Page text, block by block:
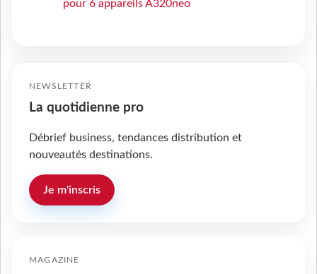
pour 6 appareils A320neo
NEWSLETTER
La quotidienne pro
Débrief business, tendances distribution et
nouveautés destinations.
Je m'inscris
MAGAZINE